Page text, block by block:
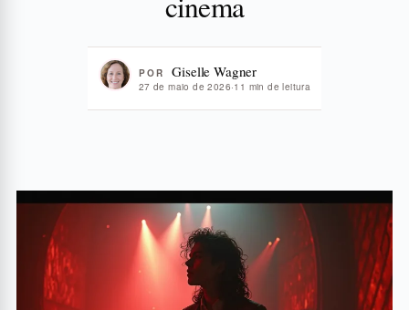
POR Giselle Wagner
27 de maio de 2026·11 min de leitura